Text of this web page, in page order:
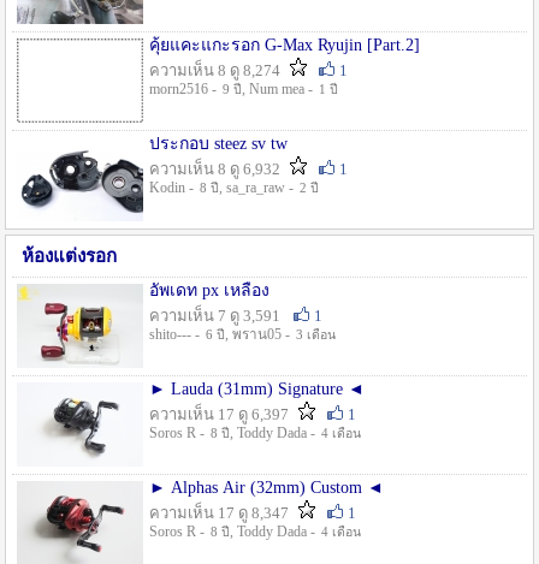
คุ้ยแคะแกะรอก G-Max Ryujin [Part.2]
ความเห็น 8 ดู 8,274
1
morn2516 - 9 ปี , Num mea - 1 ปี
ประกอบ steez sv tw
ความเห็น 8 ดู 6,932
1
Kodin - 8 ปี , sa_ra_raw - 2 ปี
ห้องแต่งรอก
อัพเดท px เหลือง
ความเห็น 7 ดู 3,591
1
shito--- - 6 ปี , พราน05 - 3 เดือน
► Lauda (31mm) Signature ◄
ความเห็น 17 ดู 6,397
1
Soros R - 8 ปี , Toddy Dada - 4 เดือน
► Alphas Air (32mm) Custom ◄
ความเห็น 17 ดู 8,347
1
Soros R - 8 ปี , Toddy Dada - 4 เดือน